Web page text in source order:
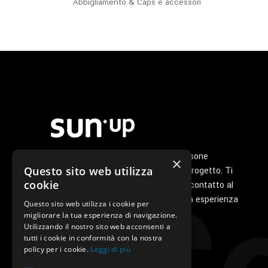
Noi di Sunup siamo un gruppo di persone
appassionate che ha a cuore il tuo progetto. Ti
seguiamo personalmente dal primo contatto al
servizio di post vendita perché la tua esperienza
con noi sia unica e speciale.
×
Questo sito web utilizza
cookie
Questo sito web utilizza i cookie per
migliorare la tua esperienza di navigazione.
Utilizzando il nostro sito web acconsenti a
tutti i cookie in conformità con la nostra
policy per i cookie. Leggi di più